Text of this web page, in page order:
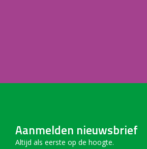
Aanmelden nieuwsbrief
Altijd als eerste op de hoogte.